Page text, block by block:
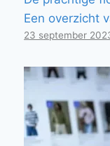
Een overzicht
23 september